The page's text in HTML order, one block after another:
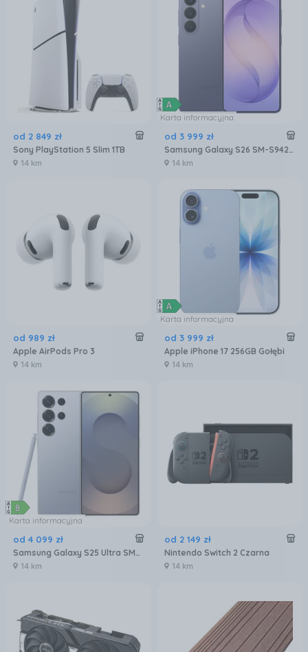
od 2 849 zł
Sony PlayStation 5 Slim 1TB
14 km
Karta informacyjna
od 3 999 zł
Samsung Galaxy S26 SM-S942 12/256GB Fioletowy
14 km
od 989 zł
Apple AirPods Pro 3
14 km
Karta informacyjna
od 3 999 zł
Apple iPhone 17 256GB Gołębi
14 km
Karta informacyjna
od 4 099 zł
Samsung Galaxy S25 Ultra SM-S938 12/256GB Tytanowy Niebieski
14 km
od 2 149 zł
Nintendo Switch 2 Czarna
14 km